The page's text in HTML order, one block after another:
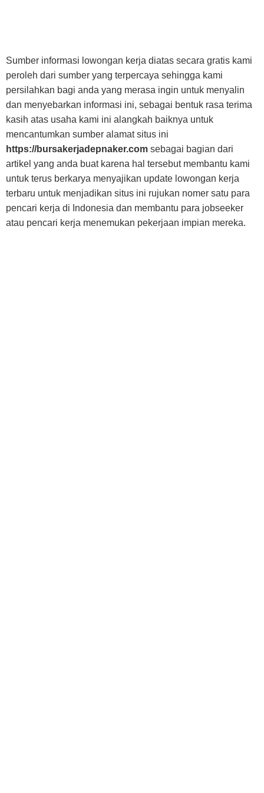
Sumber informasi lowongan kerja diatas secara gratis kami
peroleh dari sumber yang terpercaya sehingga kami
persilahkan bagi anda yang merasa ingin untuk menyalin
dan menyebarkan informasi ini, sebagai bentuk rasa terima
kasih atas usaha kami ini alangkah baiknya untuk
mencantumkan sumber alamat situs ini
https://bursakerjadepnaker.com sebagai bagian dari
artikel yang anda buat karena hal tersebut membantu kami
untuk terus berkarya menyajikan update lowongan kerja
terbaru untuk menjadikan situs ini rujukan nomer satu para
pencari kerja di Indonesia dan membantu para jobseeker
atau pencari kerja menemukan pekerjaan impian mereka.